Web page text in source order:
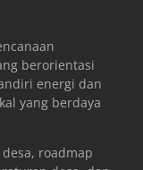
berorientasi
energi dan
yang berdaya
roadmap